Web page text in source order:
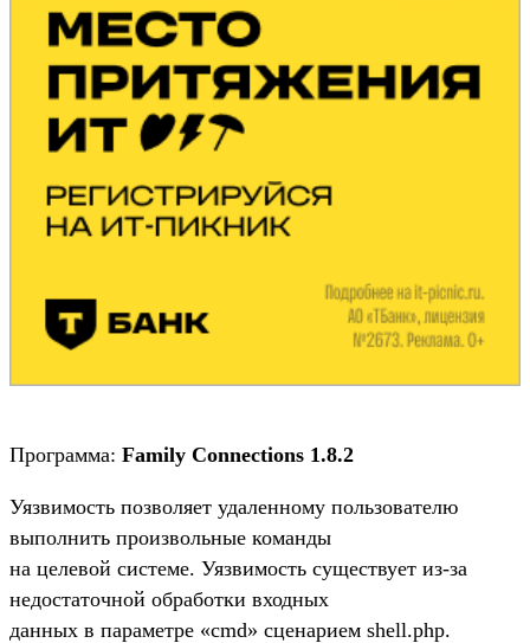
Программа: Family Connections 1.8.2
Уязвимость позволяет удаленному пользователю
выполнить произвольные команды
на целевой системе. Уязвимость существует из-за
недостаточной обработки входных
данных в параметре «cmd» сценарием shell.php.